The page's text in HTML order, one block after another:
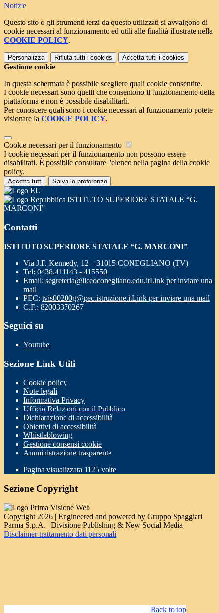
Notizie
Questo sito o gli strumenti terzi da questo utilizzati si avvalgono di
cookie necessari al funzionamento ed utili alle finalità illustrate nella
COOKIE POLICY.
Personalizza Rifiuta tutti i cookies Accetta tutti i cookies
Gestione cookie
In questa schermata è possibile scegliere quali cookie consentire.
I cookie necessari sono quelli che consentono il funzionamento della
piattaforma e non è possibile disabilitarli.
Per conoscere quali sono i cookie necessari al funzionamento potete
visionare la COOKIE POLICY.
Cookie necessari per il funzionamento
I cookie necessari per il funzionamento non possono essere
disabilitati. È possibile consultare l'elenco nella pagina della cookie
policy.
Accetta tutti Salva le preferenze
ISTITUTO SUPERIORE STATALE “G.
MARCONI”
Contatti
ISTITUTO SUPERIORE STATALE “G. MARCONI”
Via J.F. Kennedy, 12 – 31015 CONEGLIANO (TV)
Tel: 0438.411143 - 415550
Email: segreteria@liceoconegliano.edu.itLink per inviare una
mail
PEC: tvis00200g@pec.istruzione.itLink per inviare una mail
C.F.: 82003370267
Seguici su
Youtube
Sezione Link Utili
Cookie policy
Note legali
Informativa Privacy
Ufficio Relazioni con il Pubblico
Dichiarazione di accessibilità
Obiettivi di accessibilità
Whistleblowing
Gestione consensi cookie
Amministrazione trasparente
Pagina visualizzata 1125 volte
Sezione Copyright
Copyright 2026 | Engineered and powered by Gruppo Spaggiari
Parma S.p.A. | Divisione Publishing & New Social Media
Disclaimer trattamento dati personali
Back to top